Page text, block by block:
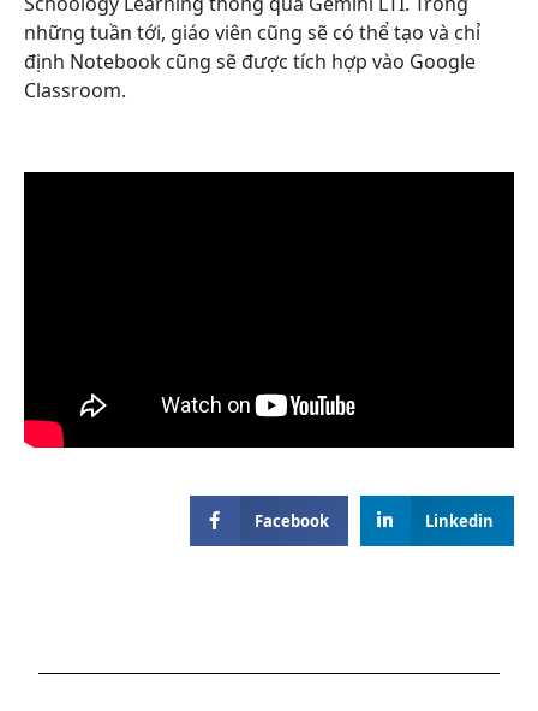
những tuần tới, giáo viên cũng sẽ có thể tạo và chỉ
định Notebook cũng sẽ được tích hợp vào Google
Classroom.
Facebook Linkedin